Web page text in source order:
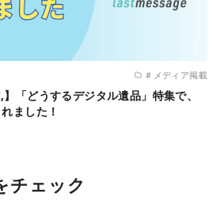
＃メディア掲載
「どうするデジタル遺品」特集で、
ました！
チェック